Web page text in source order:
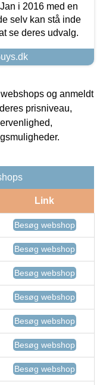
i 2016 med en
selv kan stå inde
se deres udvalg.
og anmeldt
prisniveau,
Link
Besøg webshop
Besøg webshop
Besøg webshop
Besøg webshop
Besøg webshop
Besøg webshop
Besøg webshop